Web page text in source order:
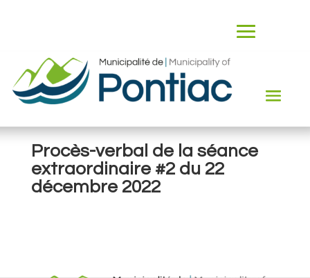
Procès-verbal de la séance
extraordinaire #2 du 22
décembre 2022